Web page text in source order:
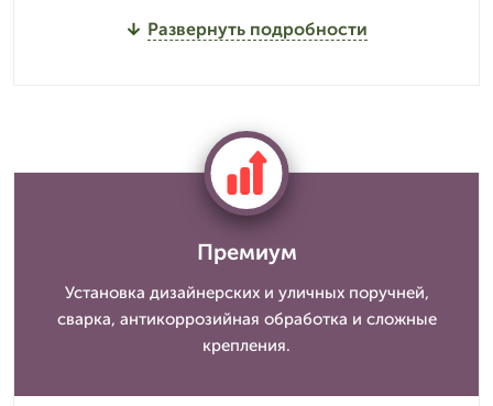
Развернуть подробности
Премиум
Установка дизайнерских и уличных поручней,
сварка, антикоррозийная обработка и сложные
крепления.